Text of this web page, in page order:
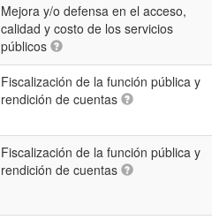
Mejora y/o defensa en el acceso,
calidad y costo de los servicios
públicos
Fiscalización de la función pública y
rendición de cuentas
Fiscalización de la función pública y
rendición de cuentas